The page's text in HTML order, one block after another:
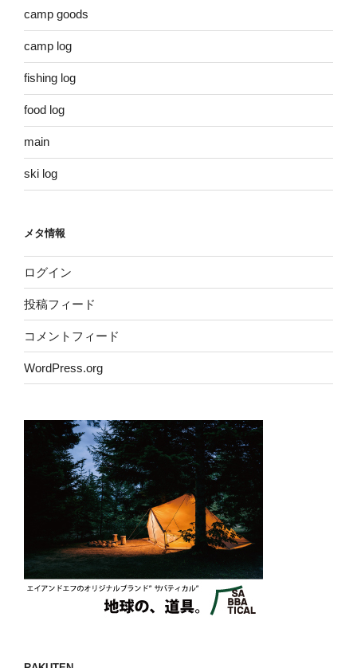
camp goods
camp log
fishing log
food log
main
ski log
メタ情報
ログイン
投稿フィード
コメントフィード
WordPress.org